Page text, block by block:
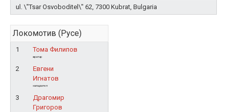
ul. \"Tsar Osvoboditel\" 62, 7300 Kubrat, Bulgaria
Локомотив (Русе)
1 Тома Филипов
вратар
2
Евгени
Игнатов
нападател
3
Драгомир
Григоров